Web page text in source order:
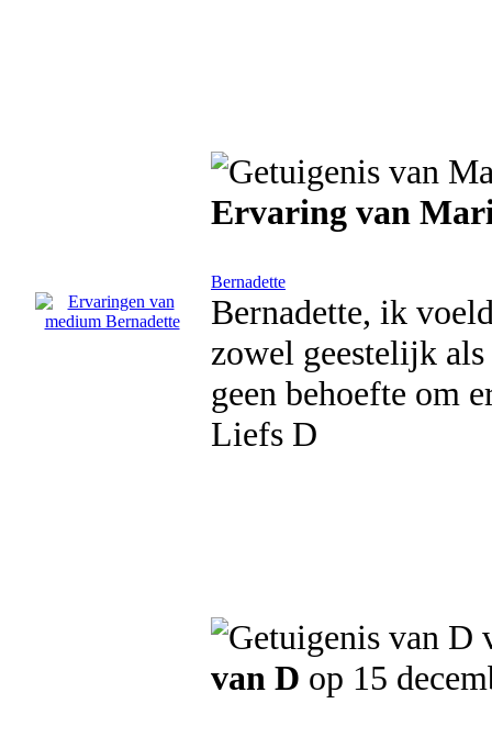
Ervaring van
Bernadette
Bernadette, ik
zowel geestelijk
geen behoefte om
Liefs D
van D op 15